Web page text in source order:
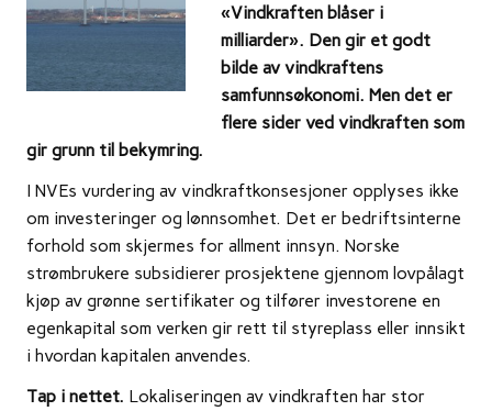
«Vindkraften blåser i
milliarder». Den gir et godt
bilde av vindkraftens
samfunnsøkonomi. Men det er
flere sider ved vindkraften som
gir grunn til bekymring.
I NVEs vurdering av vindkraftkonsesjoner opplyses ikke
om investeringer og lønnsomhet. Det er bedriftsinterne
forhold som skjermes for allment innsyn. Norske
strømbrukere subsidierer prosjektene gjennom lovpålagt
kjøp av grønne sertifikater og tilfører investorene en
egenkapital som verken gir rett til styreplass eller innsikt
i hvordan kapitalen anvendes.
Tap i nettet. Lokaliseringen av vindkraften har stor